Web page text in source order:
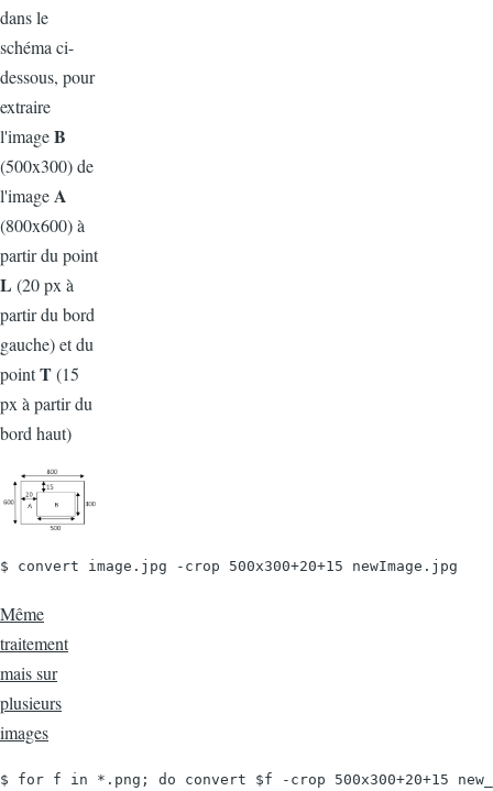
dans le
schéma ci-
dessous, pour
extraire
l'imageB
(500x300) de
l'imageA
(800x600) à
partir du point
L (20 px à
partir du bord
gauche) et du
pointT(15
px à partir du
bord haut)
$ convert image.jpg -crop 500x300+20+15 newImage.jpg
Même
traitement
mais sur
plusieurs
images
$ for f in *.png; do convert $f -crop 500x300+20+15